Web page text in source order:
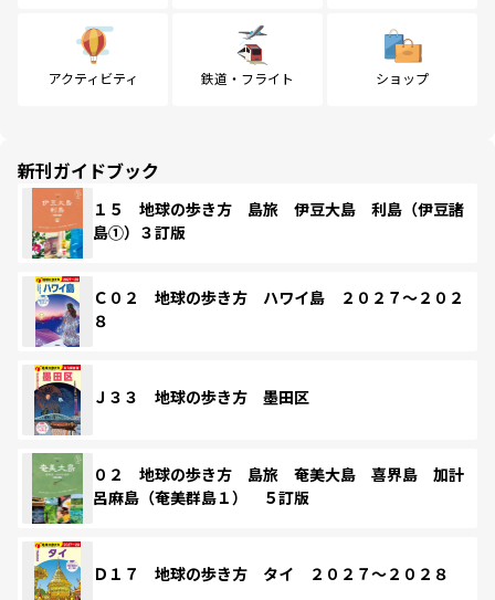
アクティビティ 鉄道・フライト ショップ
新刊ガイドブック
１５ 地球の歩き方 島旅 伊豆大島 利島（伊豆諸
島①）３訂版
Ｃ０２ 地球の歩き方 ハワイ島 ２０２７～２０２
８
Ｊ３３ 地球の歩き方 墨田区
０２ 地球の歩き方 島旅 奄美大島 喜界島 加計
呂麻島（奄美群島１） ５訂版
Ｄ１７ 地球の歩き方 タイ ２０２７～２０２８